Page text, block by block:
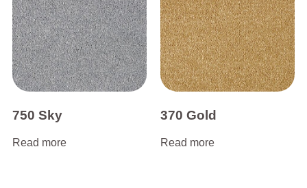
750 Sky
Read more
370 Gold
Read more